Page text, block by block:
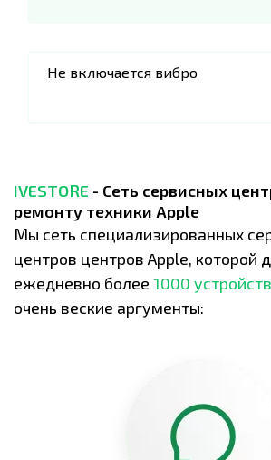
Не включается вибро
IVESTORE - Сеть сервисных
ремонту техники Apple
Мы сеть специализированных
центров центров Apple, которой
ежедневно более 1000 устройств
очень веские аргументы: